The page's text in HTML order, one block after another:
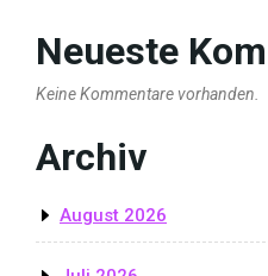
Neueste
Keine Kommentare vorhanden.
Archiv
August 2026